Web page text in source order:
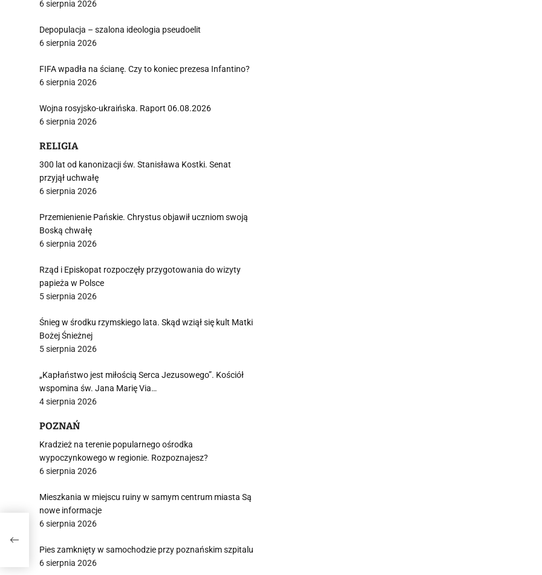
6 sierpnia 2026
Depopulacja – szalona ideologia pseudoelit
6 sierpnia 2026
FIFA wpadła na ścianę. Czy to koniec prezesa Infantino?
6 sierpnia 2026
Wojna rosyjsko-ukraińska. Raport 06.08.2026
6 sierpnia 2026
RELIGIA
300 lat od kanonizacji św. Stanisława Kostki. Senat
przyjął uchwałę
6 sierpnia 2026
Przemienienie Pańskie. Chrystus objawił uczniom swoją
Boską chwałę
6 sierpnia 2026
Rząd i Episkopat rozpoczęły przygotowania do wizyty
papieża w Polsce
5 sierpnia 2026
Śnieg w środku rzymskiego lata. Skąd wziął się kult Matki
Bożej Śnieżnej
5 sierpnia 2026
„Kapłaństwo jest miłością Serca Jezusowego”. Kościół
wspomina św. Jana Marię Via…
4 sierpnia 2026
POZNAŃ
Kradzież na terenie popularnego ośrodka
wypoczynkowego w regionie. Rozpoznajesz?
6 sierpnia 2026
Mieszkania w miejscu ruiny w samym centrum miasta Są
nowe informacje
6 sierpnia 2026
Pies zamknięty w samochodzie przy poznańskim szpitalu
6 sierpnia 2026